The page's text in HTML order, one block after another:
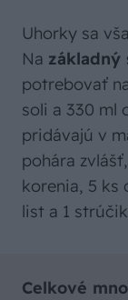
Uhorky sa
Na základný
potrebovať
soli a 330 ml
pridávajú v
pohára
korenia, 5 ks
list a 1
Celkové